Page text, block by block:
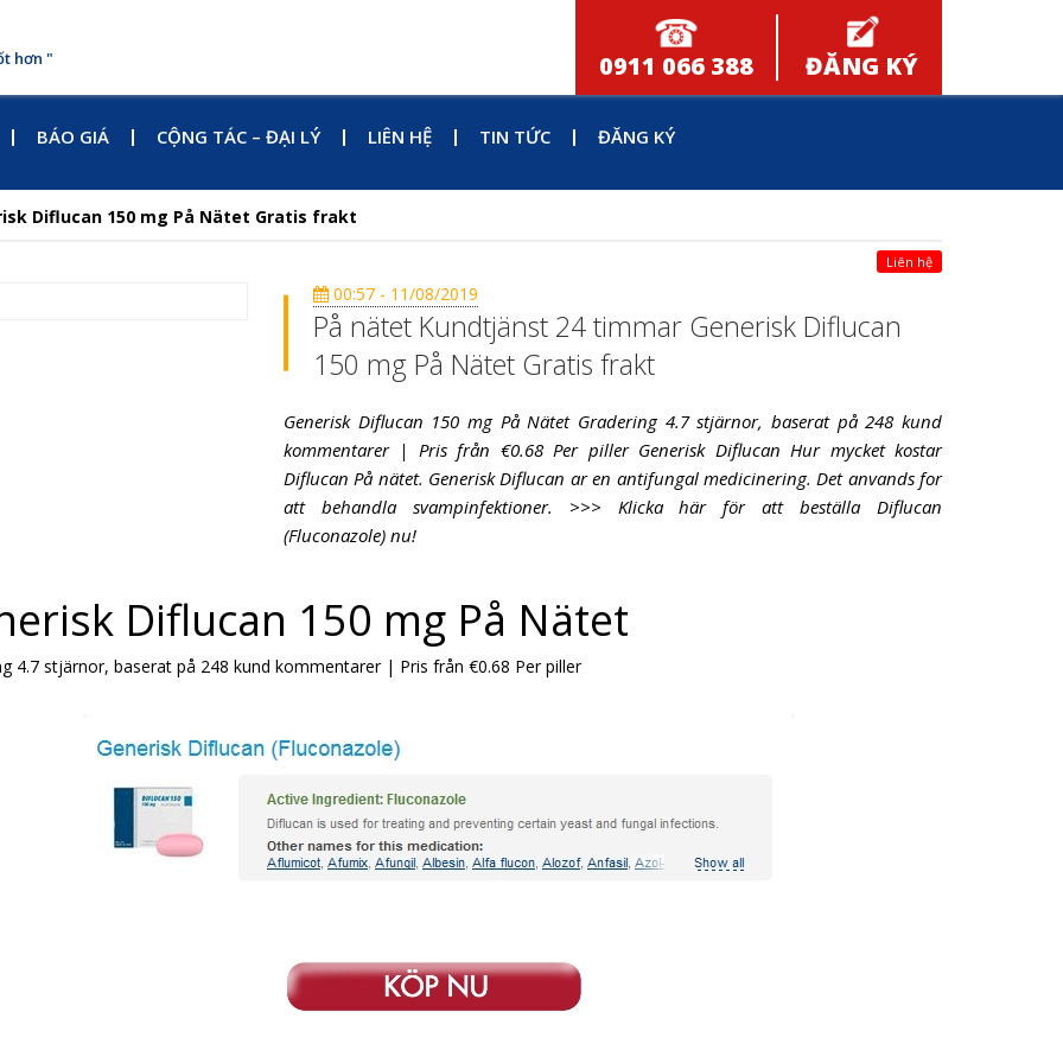
hơn "
0911 066 388 ĐĂNG KÝ
BÁO GIÁ CỘNG TÁC – ĐẠI LÝ LIÊN HỆ TIN TỨC ĐĂNG KÝ
Diflucan 150 mg På Nätet Gratis frakt
Liên hệ
00:57 - 11/08/2019
På nätet Kundtjänst 24 timmar Generisk Diflucan
150 mg På Nätet Gratis frakt
Generisk Diflucan 150 mg På Nätet Gradering 4.7 stjärnor, baserat på 248 kund
kommentarer | Pris från €0.68 Per piller Generisk Diflucan Hur mycket kostar
Diflucan På nätet. Generisk Diflucan ar en antifungal medicinering. Det anvands for
att behandla svampinfektioner. >>> Klicka här för att beställa Diflucan
(Fluconazole) nu!
Diflucan 150 mg På Nätet
4.7stjärnor, baserat på 248 kund kommentarer| Pris från €0.68 Per piller